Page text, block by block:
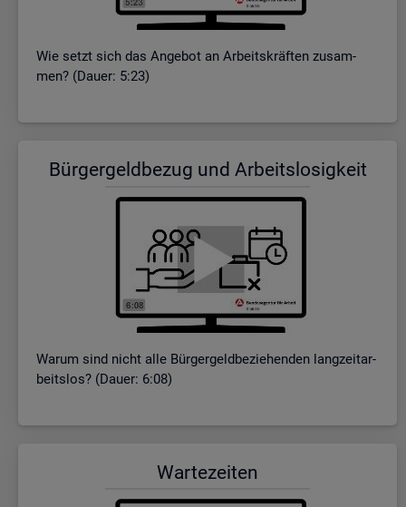
Wie setzt sich das An­ge­bot an Ar­beits­kräf­ten zu­sam­
men? (Dauer: 5:23)
Bür­ger­geld­be­zug und Ar­beits­lo­sig­keit
Warum sind nicht alle Bür­ger­geld­be­zie­hen­den lang­zeit­ar­
beits­los? (Dauer: 6:08)
War­te­zei­ten